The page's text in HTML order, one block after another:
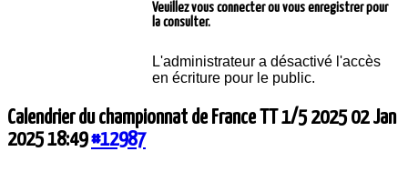
Veuillez vous connecter ou vous enregistrer pour
la consulter.
L'administrateur a désactivé l'accès
en écriture pour le public.
Calendrier du championnat de France TT 1/5 2025 02 Jan
2025 18:49#12987